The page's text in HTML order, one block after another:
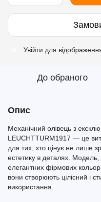
Увійти для
До обраного
Опис
Механічний олівець з
LEUCHTTURM1917 — це
для тих, хто цінує не лише
естетику в деталях. Модель,
елегантних фірмових
вони створюють цілісний і
використання.